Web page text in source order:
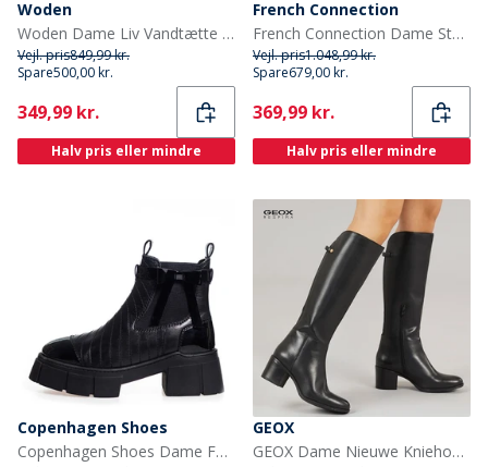
Woden
Woden Dame Liv Vandtætte Gummistøvler 852 Coffee Cream
Vejl. pris849,99 kr.
Spare500,00 kr.
Current
349,99 kr.
Halv pris eller mindre
French Connection
French Connection Dame Støvler med Tyk Hæl til Knæet Sorte
Vejl. pris1.048,99 kr.
Spare679,00 kr.
Current
369,99 kr.
Halv pris eller mindre
Copenhagen Shoes
Copenhagen Shoes Dame Faldstøvler 0011 Sort Lak
GEOX
GEOX Dame Nieuwe Kniehoge Laarzen Zwart